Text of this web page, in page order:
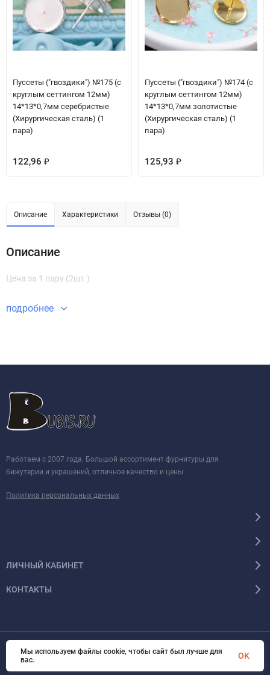
Пуссеты ("гвоздики") №175 (с
круглым сеттингом 12мм)
14*13*0,7мм серебристые
(Хирургическая сталь) (1
пара)
122,96 ₽
Пуссеты ("гвоздики") №174 (с
круглым сеттингом 12мм)
14*13*0,7мм золотистые
(Хирургическая сталь) (1
пара)
125,93 ₽
Описание Характеристики Отзывы (0)
Описание
Цена за 1 пару (2шт.)
подробнее
Работаем с 2007 года. Большой ассортимент фурнитуры для
бижутерии и украшений, отличное качество и цены.
Политика персональных данных
ЛИЧНЫЙ КАБИНЕТ
КОНТАКТЫ
© 2026 BUBIS.RU Все права защищены
Мы используем файлы cookie, чтобы сайт был лучше для
вас.
OK